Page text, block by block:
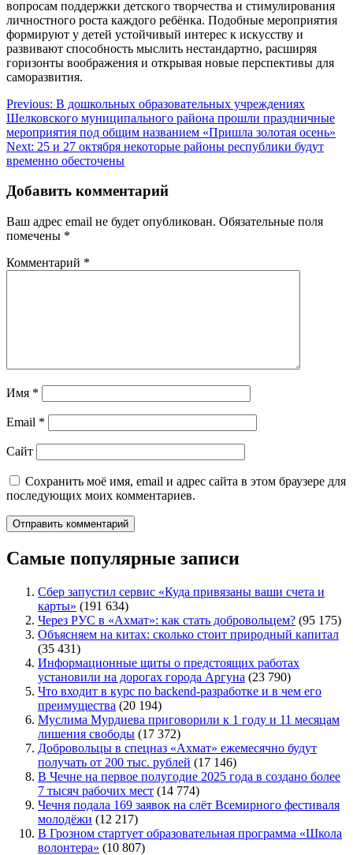
вопросам поддержки детского творчества и стимулирования
личностного роста каждого ребёнка. Подобные мероприятия
формируют у детей устойчивый интерес к искусству и
развивают способность мыслить нестандартно, расширяя
горизонты воображения и открывая новые перспективы для
саморазвития.
Навигация
по
записям
Previous: В дошкольных образовательных учреждениях
Шелковского муниципального района прошли праздничные
мероприятия под общим названием «Пришла золотая осень»
Next: 25 и 27 октября некоторые районы республики будут
временно обесточены
Добавить комментарий
Ваш адрес email не будет опубликован. Обязательные поля
помечены *
Комментарий *
Имя *
Email *
Сайт
Сохранить моё имя, email и адрес сайта в этом браузере для
последующих моих комментариев.
Самые популярные записи
Сбер запустил сервис «Куда привязаны ваши счета и
карты» (191 634)
Через РУС в «Ахмат»: как стать добровольцем? (95 175)
Объясняем на китах: сколько стоит природный капитал
(35 431)
Информационные щиты о предстоящих работах
установили на дорогах города Аргуна (23 790)
Что входит в курс по backend-разработке и в чем его
преимущества (20 194)
Муслима Мурдиева приговорили к 1 году и 11 месяцам
лишения свободы (17 372)
Добровольцы в спецназ «Ахмат» ежемесячно будут
получать от 200 тыс. рублей (17 146)
В Чечне на первое полугодие 2025 года в создано более
7 тысяч рабочих мест (14 774)
Чечня подала 169 заявок на слёт Всемирного фестиваля
молодёжи (12 217)
В Грозном стартует образовательная программа «Школа
волонтера» (10 807)